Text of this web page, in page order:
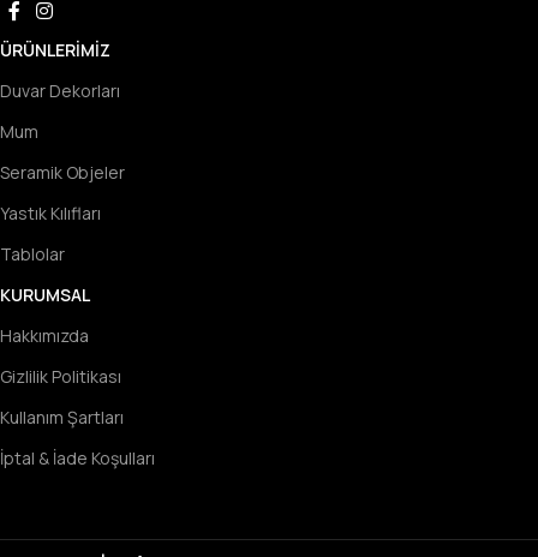
ÜRÜNLERIMIZ
Duvar Dekorları
Mum
Seramik Objeler
Yastık Kılıfları
Tablolar
KURUMSAL
Hakkımızda
Gizlilik Politikası
Kullanım Şartları
İptal & İade Koşulları